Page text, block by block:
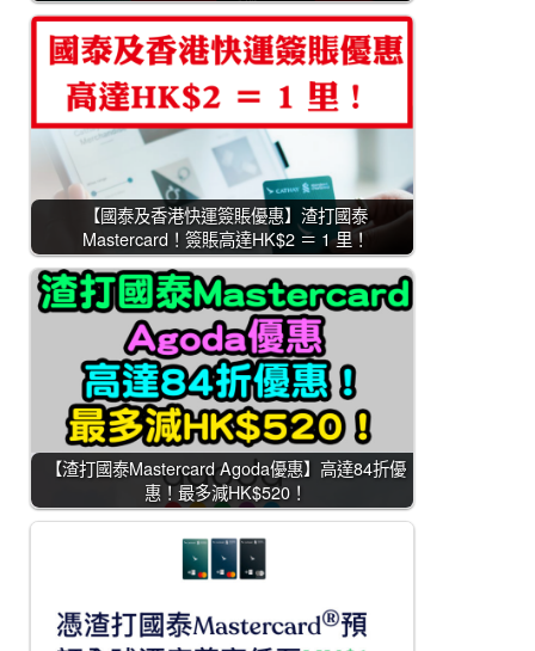
【國泰及香港快運簽賬優惠】渣打國泰
Mastercard！簽賬高達HK$2 ＝ 1 里！
【渣打國泰Mastercard Agoda優惠】高達84折優
惠！最多減HK$520！